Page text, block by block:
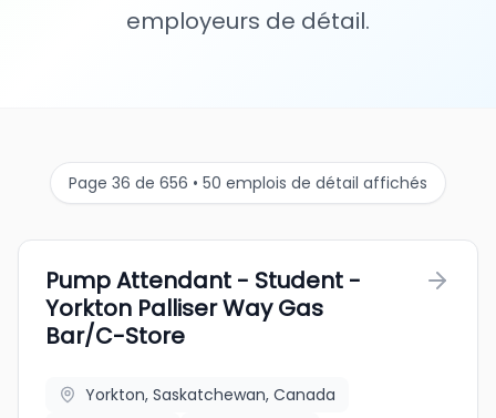
employeurs de détail.
Page 36 de 656 • 50 emplois de détail affichés
Pump Attendant - Student -
Yorkton Palliser Way Gas
Bar/C-Store
Yorkton, Saskatchewan, Canada